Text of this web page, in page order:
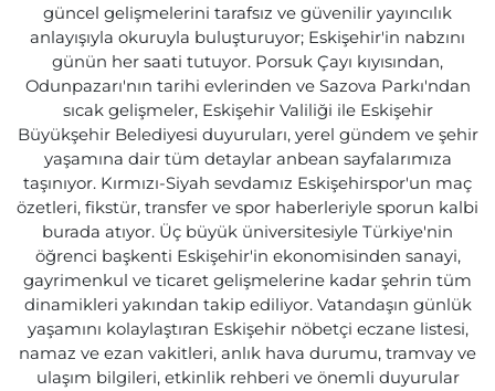
güncel gelişmelerini tarafsız ve güvenilir yayıncılık
anlayışıyla okuruyla buluşturuyor; Eskişehir'in nabzını
günün her saati tutuyor. Porsuk Çayı kıyısından,
Odunpazarı'nın tarihi evlerinden ve Sazova Parkı'ndan
sıcak gelişmeler, Eskişehir Valiliği ile Eskişehir
Büyükşehir Belediyesi duyuruları, yerel gündem ve şehir
yaşamına dair tüm detaylar anbean sayfalarımıza
taşınıyor. Kırmızı-Siyah sevdamız Eskişehirspor'un maç
özetleri, fikstür, transfer ve spor haberleriyle sporun kalbi
burada atıyor. Üç büyük üniversitesiyle Türkiye'nin
öğrenci başkenti Eskişehir'in ekonomisinden sanayi,
gayrimenkul ve ticaret gelişmelerine kadar şehrin tüm
dinamikleri yakından takip ediliyor. Vatandaşın günlük
yaşamını kolaylaştıran Eskişehir nöbetçi eczane listesi,
namaz ve ezan vakitleri, anlık hava durumu, tramvay ve
ulaşım bilgileri, etkinlik rehberi ve önemli duyurular